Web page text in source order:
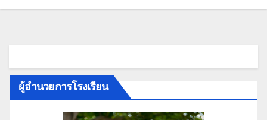
ผู้อำนวยการโรงเรียน